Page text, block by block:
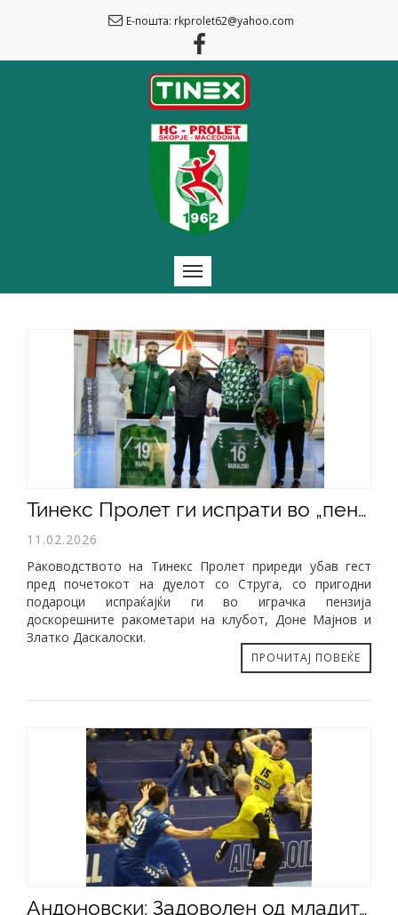
Е-пошта: rkprolet62@yahoo.com
​Тинекс Пролет ги испрати во „пензија“ Мајнов и Даскалоски
11.02.2026
Раководството на Тинекс Пролет приреди убав гест
пред почетокот на дуелот со Струга, со пригодни
подароци испраќајќи ги во играчка пензија
доскорешните ракометари на клубот, Доне Мајнов и
Златко Даскалоски.
ПРОЧИТАЈ ПОВЕЌЕ
Андоновски: Задоволен од младите, оптимист сум за иднината на Тинекс Пролет